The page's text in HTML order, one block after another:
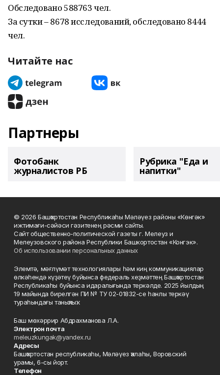
Обследовано 588763 чел.
За сутки – 8678 исследований, обследовано 8444
чел.
Читайте нас
Партнеры
Фотобанк
журналистов РБ
Рубрика "Еда и
напитки"
© 2026 Башҡортостан Республикаһы Мәләүез районы «Көнгәк»
ижтимағи-сәйәси гәзитенең рәсми сайты.
Сайт общественно-политической газеты г. Мелеуз и
Мелеузовского района Республики Башкортостан «Конгэк».
Об использовании персональных данных
Элемтә, мәғлүмәт технологиялары һәм киң коммуникациялар
өлкәһендә күҙәтеү буйынса федераль хеҙмәттең Башҡортостан
Республикаһы буйынса идаралығында теркәлде. 2025 йылдың
19 майында бирелгән ПИ № ТУ 02-01832-се һанлы теркәү
тураһындағы таныҡлыҡ.
Баш мөхәррир Абдрахманова Л.А.
Электрон почта
meleuzkungak@yandex.ru
Адресы
Башҡортостан республикаһы, Мәләүез ҡалаһы, Воровский
урамы, 6-сы йорт.
Телефон